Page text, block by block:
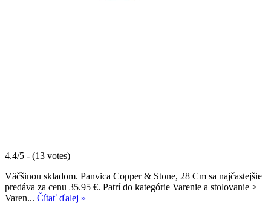
4.4/5 - (13 votes)
Väčšinou skladom. Panvica Copper & Stone, 28 Cm sa najčastejšie
predáva za cenu 35.95 €. Patrí do kategórie Varenie a stolovanie >
Varen... Čítať ďalej »